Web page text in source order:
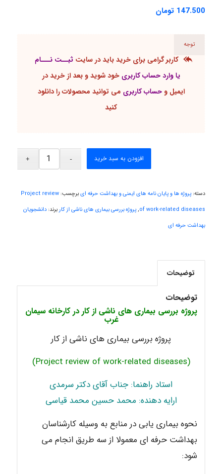
monakh
Hasan haghparast
147.500 تومان
توجه
کاربر گرامی برای خرید باید در سایت ثبــت نـــام
یا وارد حساب کاربری خود شوید و بعد از خرید در
ایمیل وحساب کاربری می توانید محصولات را دانلود
کنید
افزودن به سبد خرید
دسته: پروژه ها و پایان نامه های ایمنی و بهداشت حرفه ای برچسب: Project review
of work-related diseases
,پروژه بررسی بیماری های ناشی از کار برند: دانشجویان
بهداشت حرفه ای
توضیحات
توضیحات
پروژه بررسی بیماری های ناشی از کار در کارخانه سیمان
غرب
پروژه بررسی بیماری های ناشی از کار
(Project review of work-related diseases)
استاد راهنما: جناب آقای دکتر سرمدی
ارایه دهنده: محمد حسین محمد قیاسی
نحوه بیماری یابی در منابع به وسیله کارشناسان
بهداشت حرفه ای معمولا از سه طریق انجام می
شود: